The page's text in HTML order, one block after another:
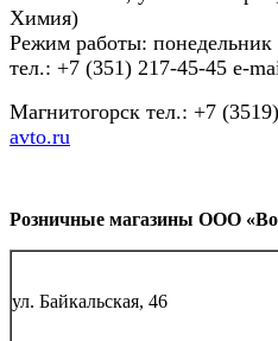
Химия)
Режим работы:
тел.: +7 (351) 217-45-45 e-
Магнитогорск тел.: +7
avto.ru
Розничные магазины ООО
ул. Байкальская, 46